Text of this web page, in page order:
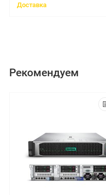
Доставка
Рекомендуем